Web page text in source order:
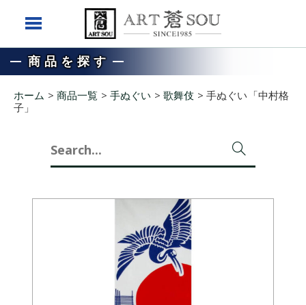
商品を探す
ホーム > 商品一覧 > 手ぬぐい >歌舞伎 > 手ぬぐい「中村格
子」
Search